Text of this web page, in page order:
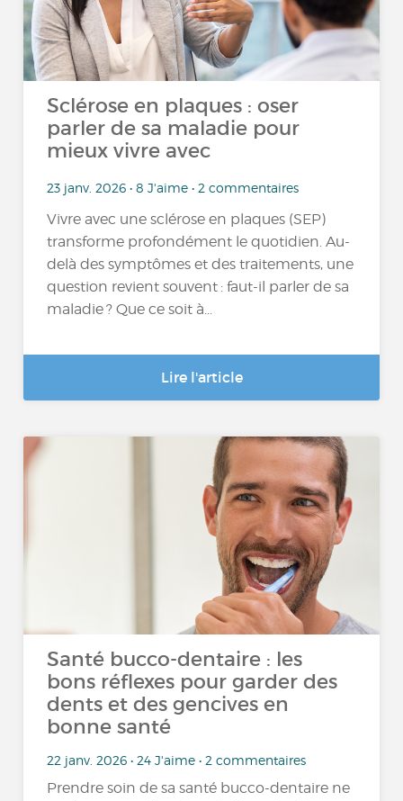
Sclérose en plaques : oser
parler de sa maladie pour
mieux vivre avec
23 janv. 2026 • 8 J'aime • 2 commentaires
Vivre avec une sclérose en plaques (SEP)
transforme profondément le quotidien. Au-
delà des symptômes et des traitements, une
question revient souvent : faut-il parler de sa
maladie ? Que ce soit à...
Lire l'article
Santé bucco-dentaire : les
bons réflexes pour garder des
dents et des gencives en
bonne santé
22 janv. 2026 • 24 J'aime • 2 commentaires
Prendre soin de sa santé bucco-dentaire ne